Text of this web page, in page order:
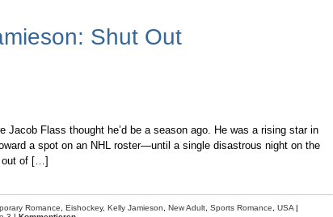
Shut Out
Jacob Flass thought he’d be a season ago. He was a rising star in
a spot on an NHL roster—until a single disastrous night on the
out of […]
Romance, Eishockey, Kelly Jamieson, New Adult, Sports Romance, USA|